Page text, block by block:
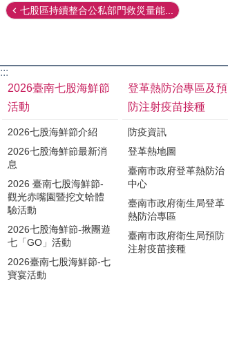
七股區持續整合公私部門救災量能...
:::
2026臺南七股海鮮節
活動
2026七股海鮮節介紹
2026七股海鮮節最新消
息
2026 臺南七股海鮮節-
觀光赤嘴園暨挖文蛤體
驗活動
2026七股海鮮節-揪團遊
七「GO」活動
2026臺南七股海鮮節-七
寶宴活動
登革熱防治專區及預
防注射疫苗接種
防疫資訊
登革熱地圖
臺南市政府登革熱防治
中心
臺南市政府衛生局登革
熱防治專區
臺南市政府衛生局預防
注射疫苗接種